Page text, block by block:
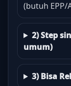
(butuh EPP/
2) Step
umum)
3) Bisa